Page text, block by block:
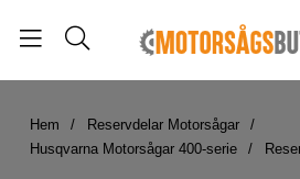
Hem
Reservdelar Motorsågar
Husqvarna Motorsågar 400-serie